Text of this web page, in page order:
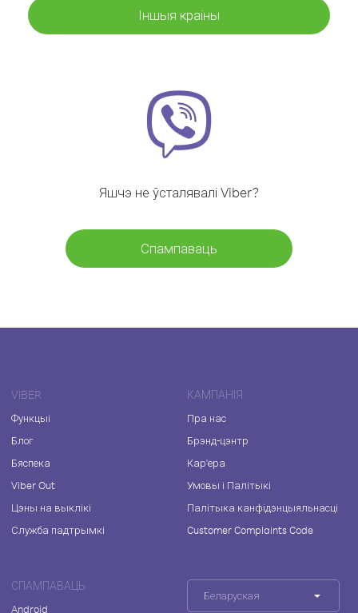
Іншыя краіны
Яшчэ не ўсталявалі Viber?
Спампаваць
VIBER
Функцыі
Блог
Бяспека
Viber Out
Цэны на выклікі
Служба падтрымкі
КАМПАНІЯ
Пра нас
Брэнд-цэнтр
Кар'ера
Умовы і Палітыкі
Палітыка канфідэнцыяльнасці
Customer Complaints Code
СПАМПАВАЦЬ
Android
Беларуская